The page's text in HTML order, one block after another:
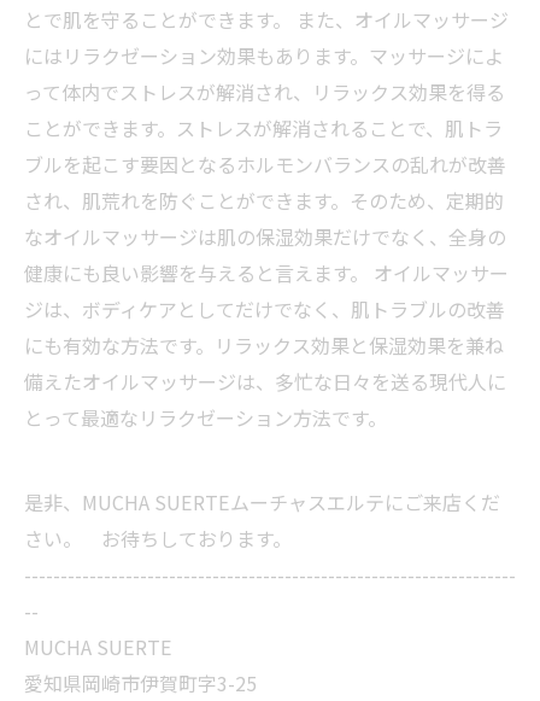
とで肌を守ることができます。 また、オイルマッサージ
にはリラクゼーション効果もあります。マッサージによ
って体内でストレスが解消され、リラックス効果を得る
ことができます。ストレスが解消されることで、肌トラ
ブルを起こす要因となるホルモンバランスの乱れが改善
され、肌荒れを防ぐことができます。そのため、定期的
なオイルマッサージは肌の保湿効果だけでなく、全身の
健康にも良い影響を与えると言えます。 オイルマッサー
ジは、ボディケアとしてだけでなく、肌トラブルの改善
にも有効な方法です。リラックス効果と保湿効果を兼ね
備えたオイルマッサージは、多忙な日々を送る現代人に
とって最適なリラクゼーション方法です。
是非、MUCHA SUERTEムーチャスエルテにご来店くだ
さい。 お待ちしております。
--------------------------------------------------------------------
--
MUCHA SUERTE
愛知県岡崎市伊賀町字3-25